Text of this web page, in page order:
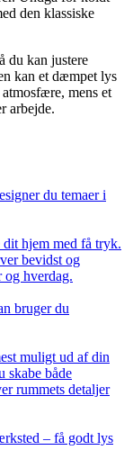
den klassiske
du kan justere
kan et dæmpet lys
mens et
arbejde.
du temaer i
hjem med få tryk.
bevidst og
og hverdag.
bruger du
muligt ud af din
skabe både
rummets detaljer
– få godt lys